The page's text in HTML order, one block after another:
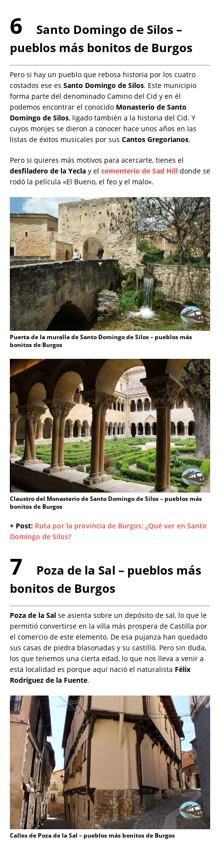
6
Santo Domingo de Silos –
pueblos más bonitos de Burgos
Pero si hay un pueblo que rebosa historia por los cuatro
costados ese es Santo Domingo de Silos. Este municipio
forma parte del denominado Camino del Cid y en él
podemos encontrar el conocido Monasterio de Santo
Domingo de Silos, ligado también a la historia del Cid. Y
cuyos monjes se dieron a conocer hace unos años en las
listas de éxitos musicales por sus Cantos Gregorianos.
Pero si quieres más motivos para acercarte, tienes el
desfiladero de la Yecla y el cementerio de Sad Hill donde se
rodó la película «El Bueno, el feo y el malo».
Puerta de la muralla de Santo Domingo de Silos – pueblos más
bonitos de Burgos
Claustro del Monasterio de Santo Domingo de Silos – pueblos más
bonitos de Burgos
+ Post: Ruta por la provincia de Burgos: ¿Qué ver en Santo
Domingo de Silos?
7
Poza de la Sal – pueblos más
bonitos de Burgos
Poza de la Sal se asienta sobre un depósito de sal, lo que le
permitió convertirse en la villa más prospera de Castilla por
el comercio de este elemento. De esa pujanza han quedado
sus casas de piedra blasonadas y su castillo. Pero sin duda,
los que tenemos una cierta edad, lo que nos lleva a venir a
esta localidad es porque aquí nació el naturalista Félix
Rodríguez de la Fuente.
Calles de Poza de la Sal – pueblos más bonitos de Burgos